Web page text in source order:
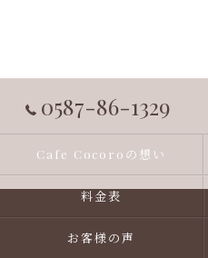
0587-86-1329
Cafe Cocoroの想い
料金表
お客様の声